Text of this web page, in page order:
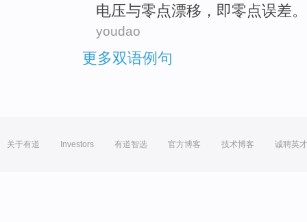
电压与零点漂移 ，即零点误差。
youdao
更多双语例句
关于有道 Investors 有道智选 官方博客 技术博客 诚聘英才